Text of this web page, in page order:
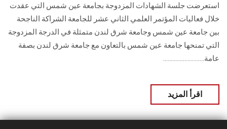
استعرضت جلسة الشهادات المزدوجة بجامعة عين شمس التي عقدت
خلال فعاليات المؤتمر العلمي الثاني عشر للجامعة الشراكة الناجحة
بين جامعة عين شمس وجامعة شرق لندن متمثلة في الدرجة المزدوجة
التي تمنحها جامعة عين شمس بالتعاون مع جامعة شرق لندن بصفة
عامة...........................
اقرأ المزيد